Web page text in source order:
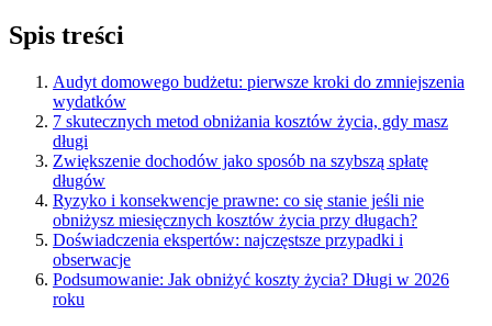
Spis treści
Audyt domowego budżetu: pierwsze kroki do zmniejszenia
wydatków
7 skutecznych metod obniżania kosztów życia, gdy masz
długi
Zwiększenie dochodów jako sposób na szybszą spłatę
długów
Ryzyko i konsekwencje prawne: co się stanie jeśli nie
obniżysz miesięcznych kosztów życia przy długach?
Doświadczenia ekspertów: najczęstsze przypadki i
obserwacje
Podsumowanie: Jak obniżyć koszty życia? Długi w 2026
roku